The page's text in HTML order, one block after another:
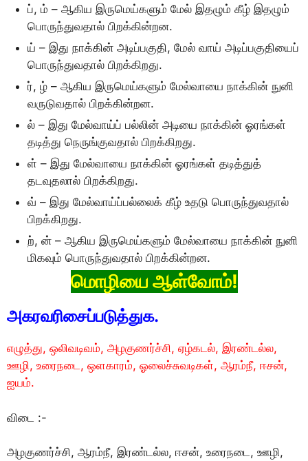
ப், ம் – ஆகிய இருமெய்களும் மேல் இதழும் கீழ் இதழும்
பொருந்துவதால் பிறக்கின்றன.
ய் – இது நாக்கின் அடிப்பகுதி, மேல் வாய் அடிப்பகுதியைப்
பொருந்துவதால் பிறக்கிறது.
ர், ழ் – ஆகிய இருமெய்களும் மேல்வாயை நாக்கின் நுனி
வருடுவதால் பிறக்கின்றன.
ல் – இது மேல்வாய்ப் பல்லின் அடியை நாக்கின் ஓரங்கள்
தடித்து நெருங்குவதால் பிறக்கிறது.
ள் – இது மேல்வாயை நாக்கின் ஓரங்கள் தடித்துத்
தடவுதலால் பிறக்கிறது.
வ் – இது மேல்வாய்ப்பல்லைக் கீழ் உதடு பொருந்துவதால்
பிறக்கிறது.
ற், ன் – ஆகிய இருமெய்களும் மேல்வாயை நாக்கின் நுனி
மிகவும் பொருந்துவதால் பிறக்கின்றன.
மொழியை ஆள்வோம்!
அகரவரிசைப்படுத்துக.
எழுத்து, ஒலிவடிவம், அழகுணர்ச்சி, ஏழ்கடல், இரண்டல்ல,
ஊழி, உரைநடை, ஒளகாரம், ஓலைச்சுவடிகள், ஆரம்நீ, ஈசன்,
ஐயம்.
விடை :-
அழகுணர்ச்சி, ஆரம்நீ, இரண்டல்ல, ஈசன், உரைநடை, ஊழி,